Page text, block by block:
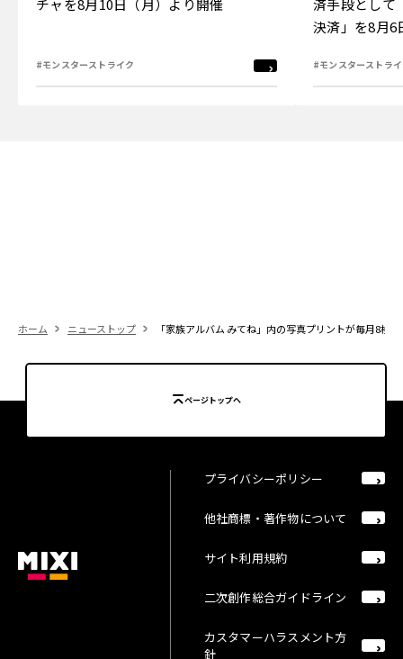
チャを8月10日（月）より開催
#モンスターストライク
済手段として
決済」を8月6
#モンスターストラ
ホーム ニューストップ 「家族アルバム みてね」内の写真プリントが毎月8枚
ページトップへ
プライバシーポリシー
他社商標・著作物について
サイト利用規約
二次創作総合ガイドライン
カスタマーハラスメント方
針